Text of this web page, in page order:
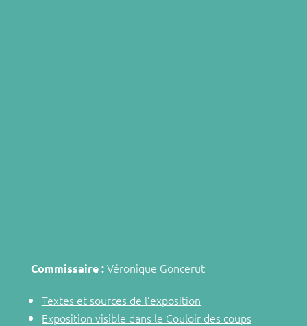
Commissaire :Véronique Goncerut
Textes et sources de l’exposition
Exposition visible dans le Couloir des coups